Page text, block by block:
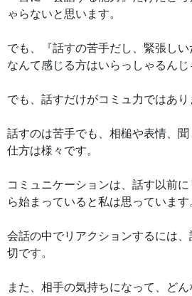
ゃらないと思います。
でも、『話すの苦手だし、緊張しい
なんて感じる方はいらっしゃるん
でも、話すだけがコミュ力ではあり
話すのは苦手でも、相槌や表情、
仕方は様々です。
コミュニケーションは、話す以前
ら始まっていると私は思っています
会話の中でリアクションするには
切です。
また、相手の気持ちになって、ど